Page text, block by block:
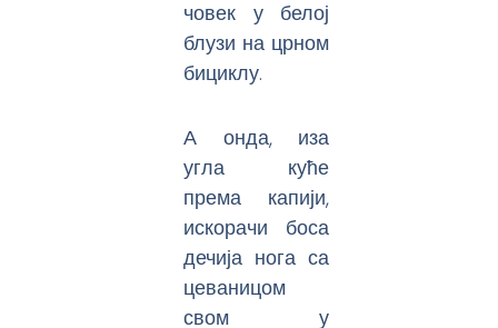
човек у белој
блузи на црном
бициклу.
А онда, иза
угла куће
према капији,
искорачи боса
дечија нога са
цеваницом
свом у